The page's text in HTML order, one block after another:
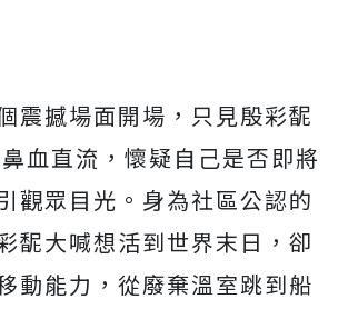
震撼場面開場，只見殷彩馜
鼻血直流，懷疑自己是否即將
觀眾目光。 身為社區公認的
馜大喊想活到世界末日， 卻
動能力，從廢棄溫室跳到船